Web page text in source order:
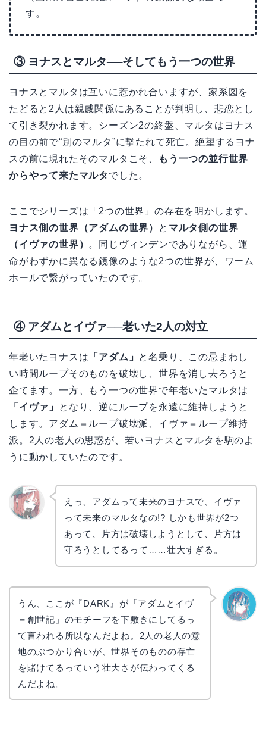
す。
③ ヨナスとマルタ──そしてもう一つの世界
ヨナスとマルタは互いに惹かれ合いますが、家系図を
たどると2人は親戚関係にあることが判明し、悲恋とし
て引き裂かれます。シーズン2の終盤、マルタはヨナス
の目の前で“別のマルタ”に撃たれて死亡。絶望するヨナ
スの前に現れたそのマルタこそ、
もう一つの並行世界
からやって来たマルタ でした。
ここでシリーズは「2つの世界」の存在を明かします。
ヨナス側の世界（アダムの世界）
と マルタ側の世界
（イヴァの世界） 。同じヴィンデンでありながら、運
命がわずかに異なる鏡像のような2つの世界が、ワーム
ホールで繋がっていたのです。
④ アダムとイヴァ──老いた2人の対立
年老いたヨナスは 「アダム」 と名乗り、この忌まわし
い時間ループそのものを破壊し、世界を消し去ろうと
企てます。一方、もう一つの世界で年老いたマルタは
「イヴァ」
となり、逆にループを永遠に維持しようと
します。アダム＝ループ破壊派、イヴァ＝ループ維持
派。2人の老人の思惑が、若いヨナスとマルタを駒のよ
うに動かしていたのです。
えっ、アダムって未来のヨナスで、イヴァ
って未来のマルタなの!? しかも世界が2つ
あって、片方は破壊しようとして、片方は
守ろうとしてるって……壮大すぎる。
うん、ここが『DARK』が「アダムとイヴ
＝創世記」のモチーフを下敷きにしてるっ
て言われる所以なんだよね。2人の老人の意
地のぶつかり合いが、世界そのものの存亡
を賭けてるっていう壮大さが伝わってくる
んだよね。